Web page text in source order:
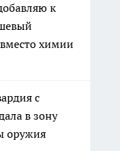
к
химии
с
в зону
оружия